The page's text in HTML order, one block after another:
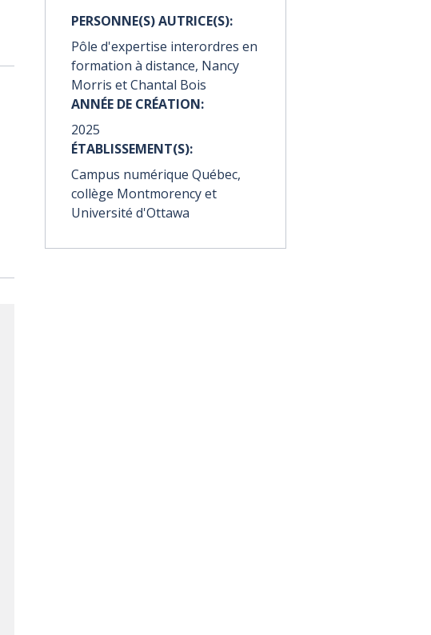
PERSONNE(S) AUTRICE(S):
Pôle d'expertise interordres en
formation à distance, Nancy
Morris et Chantal Bois
ANNÉE DE CRÉATION:
2025
ÉTABLISSEMENT(S):
Campus numérique Québec,
collège Montmorency et
Université d'Ottawa